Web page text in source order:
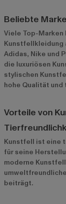
Beliebte
Viele Top-Marken
Kunstfellkleidung
Adidas, Nike und
die luxuriösen
stylischen
hohe Qualität
Vorteile von
Kunstfell ist eine
für seine
moderne
beiträgt.